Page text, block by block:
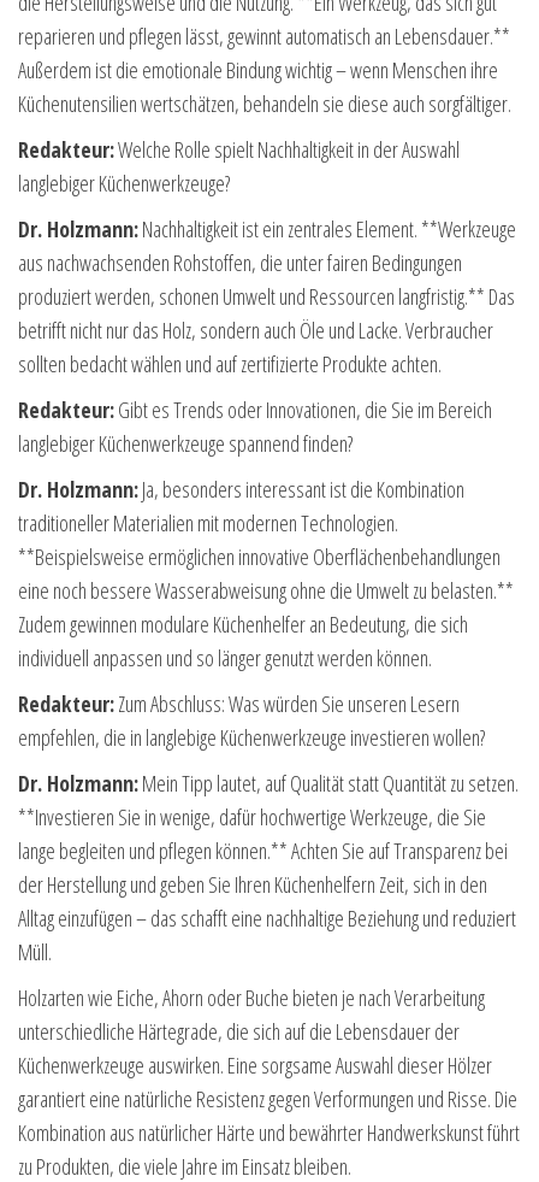
reparieren und pflegen lässt, gewinnt automatisch an Lebensdauer.**
Außerdem ist die emotionale Bindung wichtig – wenn Menschen ihre
Küchenutensilien wertschätzen, behandeln sie diese auch sorgfältiger.
Redakteur:Welche Rolle spielt Nachhaltigkeit in der Auswahl
langlebiger Küchenwerkzeuge?
Dr. Holzmann:Nachhaltigkeit ist ein zentrales Element. **Werkzeuge
aus nachwachsenden Rohstoffen, die unter fairen Bedingungen
produziert werden, schonen Umwelt und Ressourcen langfristig.** Das
betrifft nicht nur das Holz, sondern auch Öle und Lacke. Verbraucher
sollten bedacht wählen und auf zertifizierte Produkte achten.
Redakteur:Gibt es Trends oder Innovationen, die Sie im Bereich
langlebiger Küchenwerkzeuge spannend finden?
Dr. Holzmann:Ja, besonders interessant ist die Kombination
traditioneller Materialien mit modernen Technologien.
**Beispielsweise ermöglichen innovative Oberflächenbehandlungen
eine noch bessere Wasserabweisung ohne die Umwelt zu belasten.**
Zudem gewinnen modulare Küchenhelfer an Bedeutung, die sich
individuell anpassen und so länger genutzt werden können.
Redakteur:Zum Abschluss: Was würden Sie unseren Lesern
empfehlen, die in langlebige Küchenwerkzeuge investieren wollen?
Dr. Holzmann:Mein Tipp lautet, auf Qualität statt Quantität zu setzen.
**Investieren Sie in wenige, dafür hochwertige Werkzeuge, die Sie
lange begleiten und pflegen können.** Achten Sie auf Transparenz bei
der Herstellung und geben Sie Ihren Küchenhelfern Zeit, sich in den
Alltag einzufügen – das schafft eine nachhaltige Beziehung und reduziert
Müll.
Holzarten wie Eiche, Ahorn oder Buche bieten je nach Verarbeitung
unterschiedliche Härtegrade, die sich auf die Lebensdauer der
Küchenwerkzeuge auswirken. Eine sorgsame Auswahl dieser Hölzer
garantiert eine natürliche Resistenz gegen Verformungen und Risse. Die
Kombination aus natürlicher Härte und bewährter Handwerkskunst führt
zu Produkten, die viele Jahre im Einsatz bleiben.